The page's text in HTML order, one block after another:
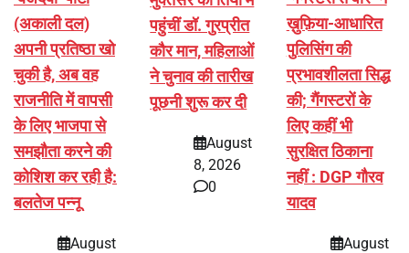
(अकाली दल)
अपनी प्रतिष्ठा खो
चुकी है, अब वह
राजनीति में वापसी
के लिए भाजपा से
समझौता करने की
कोशिश कर रही है:
बलतेज पन्नू
August
पहुंचीं डॉ. गुरप्रीत
कौर मान, महिलाओं
ने चुनाव की तारीख
पूछनी शुरू कर दी
August
8, 2026
0
ख़ुफ़िया-आधारित
पुलिसिंग की
प्रभावशीलता सिद्ध
की; गैंगस्टरों के
लिए कहीं भी
सुरक्षित ठिकाना
नहीं : DGP गौरव
यादव
August